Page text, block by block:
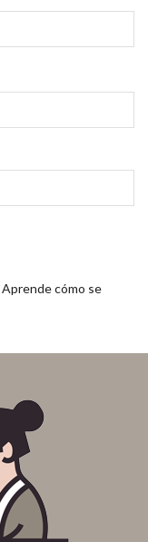
Aprende cómo se